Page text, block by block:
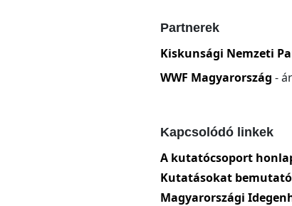
Partnerek
Kiskunsági Nemzeti
WWF Magyarország -
Kapcsolódó linkek
A kutatócsoport
Kutatásokat
Magyarországi